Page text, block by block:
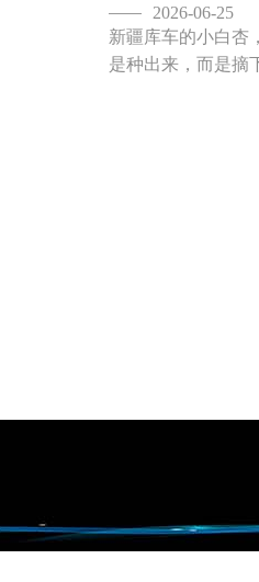
2026-06-25
新疆库车的小白杏
是种出来，而是摘